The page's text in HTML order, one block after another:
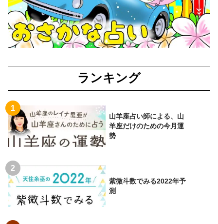
ランキング
山羊座占い師による、山
羊座だけのための今月運
勢
紫微斗数でみる2022年予
測